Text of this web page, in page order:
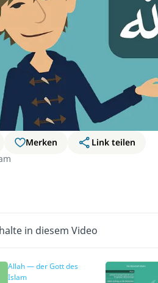
Merken
Link teilen
in diesem Video
Allah — der Gott des
Islam